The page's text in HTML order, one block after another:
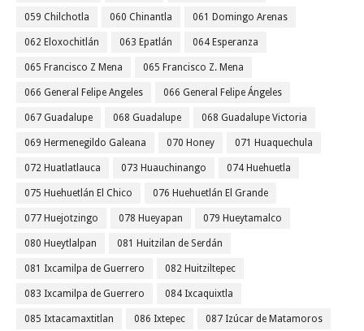
059 Chilchotla 060 Chinantla 061 Domingo Arenas
062 Eloxochitlán 063 Epatlán 064 Esperanza
065 Francisco Z Mena 065 Francisco Z. Mena
066 General Felipe Angeles 066 General Felipe Ángeles
067 Guadalupe 068 Guadalupe 068 Guadalupe Victoria
069 Hermenegildo Galeana 070 Honey 071 Huaquechula
072 Huatlatlauca 073 Huauchinango 074 Huehuetla
075 Huehuetlán El Chico 076 Huehuetlán El Grande
077 Huejotzingo 078 Hueyapan 079 Hueytamalco
080 Hueytlalpan 081 Huitzilan de Serdán
081 Ixcamilpa de Guerrero 082 Huitziltepec
083 Ixcamilpa de Guerrero 084 Ixcaquixtla
085 Ixtacamaxtitlan 086 Ixtepec 087 Izúcar de Matamoros